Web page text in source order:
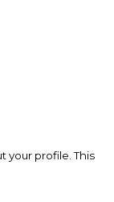
your profile. This